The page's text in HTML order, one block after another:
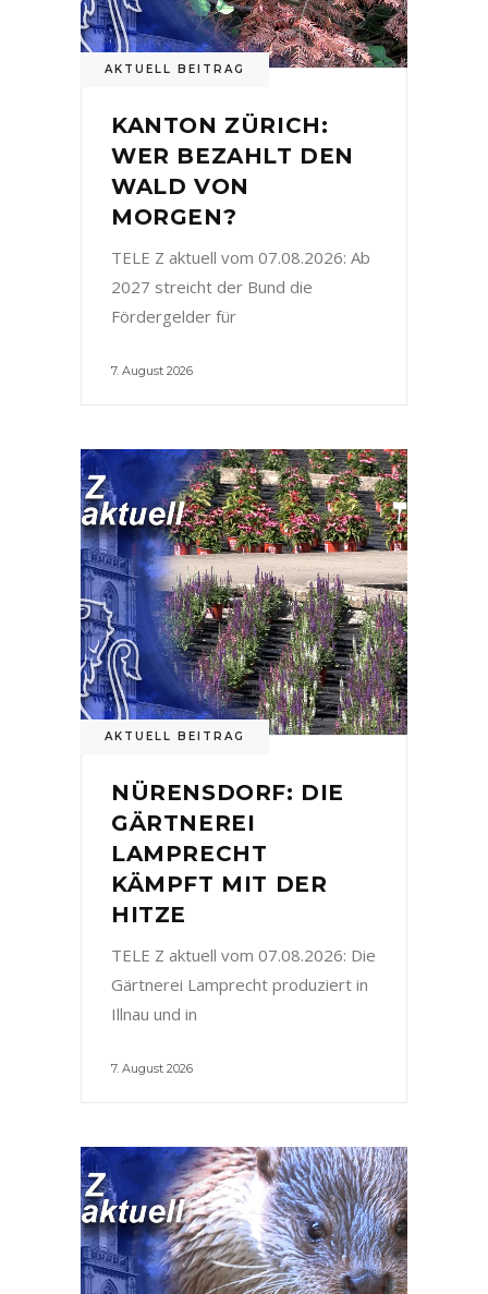
AKTUELL BEITRAG
KANTON ZÜRICH:
WER BEZAHLT DEN
WALD VON
MORGEN?
TELE Z aktuell vom 07.08.2026: Ab
2027 streicht der Bund die
Fördergelder für
7. August 2026
AKTUELL BEITRAG
NÜRENSDORF: DIE
GÄRTNEREI
LAMPRECHT
KÄMPFT MIT DER
HITZE
TELE Z aktuell vom 07.08.2026: Die
Gärtnerei Lamprecht produziert in
Illnau und in
7. August 2026